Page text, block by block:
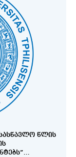
ᲬᲚᲘᲡ